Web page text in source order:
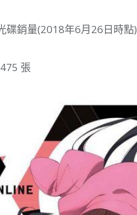
碟銷量(2018年6月26日時點)
張